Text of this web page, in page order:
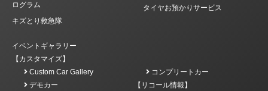
ログラム
タイヤお預かりサービス
キズとり救急隊
イベントギャラリー
【カスタマイズ】
Custom Car Gallery
コンプリートカー
デモカー
【リコール情報】